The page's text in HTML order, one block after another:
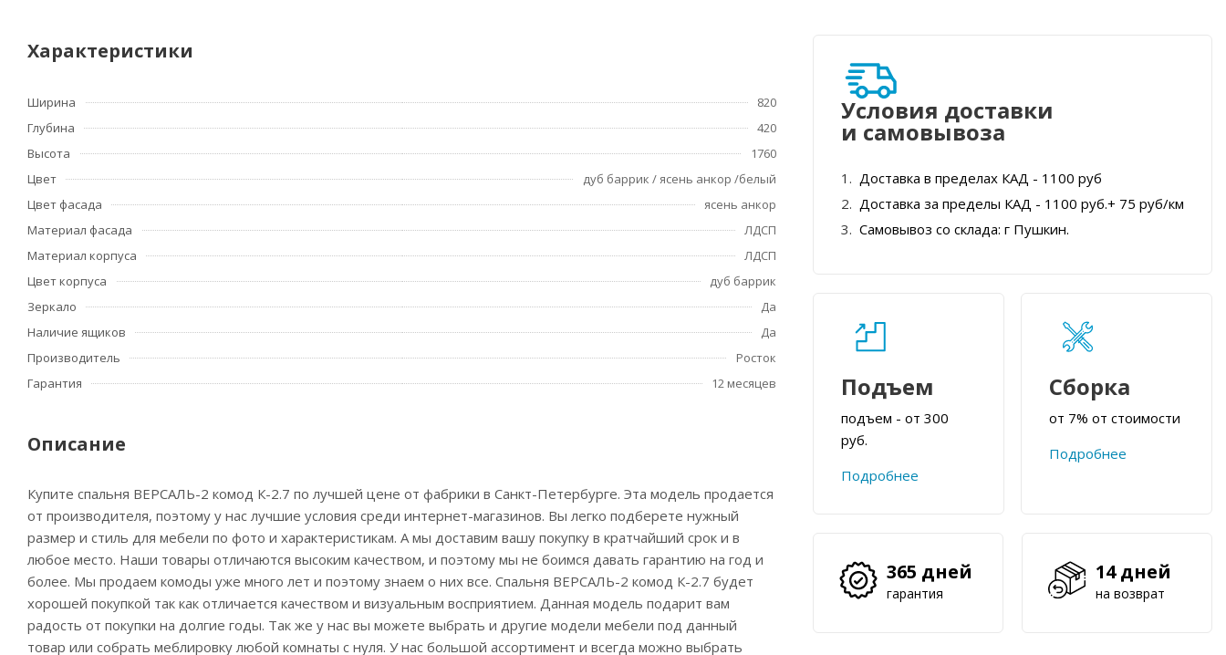
Характеристики
Ширина
820
Глубина
420
Высота
1760
Цвет
дуб баррик / ясень анкор /белый
Цвет фасада
ясень анкор
Материал фасада
ЛДСП
Материал корпуса
ЛДСП
Цвет корпуса
дуб баррик
Зеркало
Да
Наличие ящиков
Да
Производитель
Росток
Гарантия
12 месяцев
Описание
Купите спальня ВЕРСАЛЬ-2 комод К-2.7 по лучшей цене от фабрики в Санкт-Петербурге. Эта модель продается
от производителя, поэтому у нас лучшие условия среди интернет-магазинов. Вы легко подберете нужный
размер и стиль для мебели по фото и характеристикам. А мы доставим вашу покупку в кратчайший срок и в
любое место. Наши товары отличаются высоким качеством, и поэтому мы не боимся давать гарантию на год и
более. Мы продаем комоды уже много лет и поэтому знаем о них все. Спальня ВЕРСАЛЬ-2 комод К-2.7 будет
хорошей покупкой так как отличается качеством и визуальным восприятием. Данная модель подарит вам
радость от покупки на долгие годы. Так же у нас вы можете выбрать и другие модели мебели под данный
товар или собрать меблировку любой комнаты с нуля. У нас большой ассортимент и всегда можно выбрать
Условия доставки
и самовывоза
Доставка в пределах КАД - 1100 руб
Доставка за пределы КАД - 1100 руб.+ 75 руб/км
Самовывоз со склада: г Пушкин.
Подъем
подъем - от 300
руб.
Подробнее
Сборка
от 7% от стоимости
Подробнее
365 дней
гарантия
14 дней
на возврат